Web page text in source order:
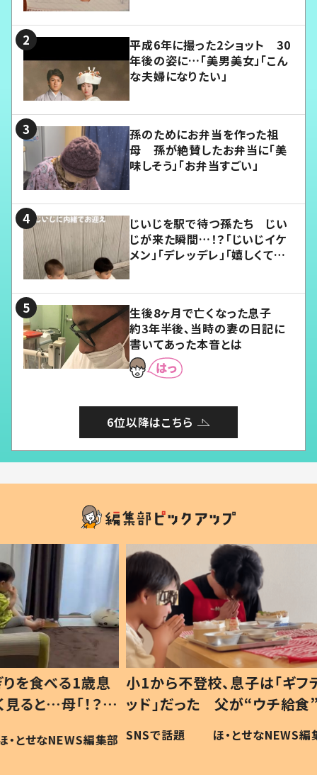
平成6年に撮った2ショット 30
年後の姿に…「美男美女」「こん
な夫婦になりたい」
孫のためにお弁当を作った祖
母 孫が絶賛したお弁当に「美
味しそう」「お弁当すごい」
じいじを駅で待つ孫たち じい
じが来た瞬間…！？「じいじイケ
メン」「デレッデレ」「嬉しくて可
生後8ヶ月で亡くなった息子
約3年半後、当時の妻の日記に
書いてあった本音とは
6位以降はこちら
歳息
？」
編集部
小1から不登校、息子は「ギフテ
ッド」だった 父が“ウチ給食”を
作り続ける理由とは #令和の親
#令和の子
SNSで話題 ほ・とせなNEWS編集部
ひ孫
が、抱
「涙
い」